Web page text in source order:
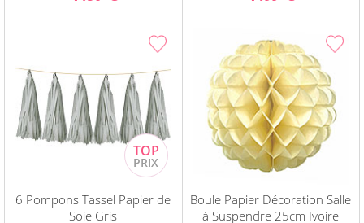
6 Pompons Tassel Papier de
Soie Gris
Boule Papier Décoration Salle
à Suspendre 25cm Ivoire